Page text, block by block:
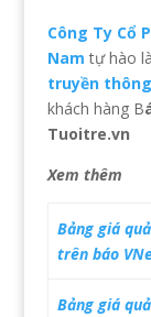
Công Ty Cổ
Nam tự hào
truyền
khách hàng B
Tuoitre.vn
Xem thêm
Bảng giá
trên báo
Bảng giá